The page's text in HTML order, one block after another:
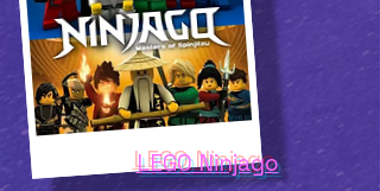
LEGO Ninjago